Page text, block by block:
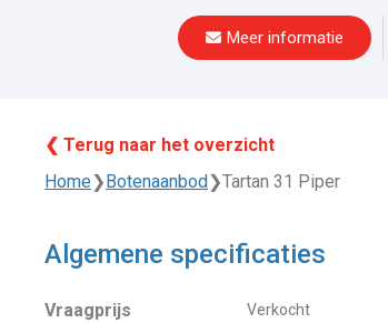
Meer informatie
❮ Terug naar het overzicht
Home❯Botenaanbod❯Tartan 31 Piper
Algemene specificaties
Vraagprijs Verkocht